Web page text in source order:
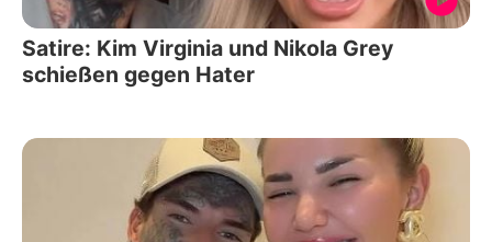
Satire: Kim Virginia und Nikola Grey
schießen gegen Hater